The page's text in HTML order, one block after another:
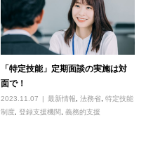
「特定技能」定期面談の実施は対
面で！
2023.11.07 最新情報,法務省,特定技能
制度,登録支援機関,義務的支援